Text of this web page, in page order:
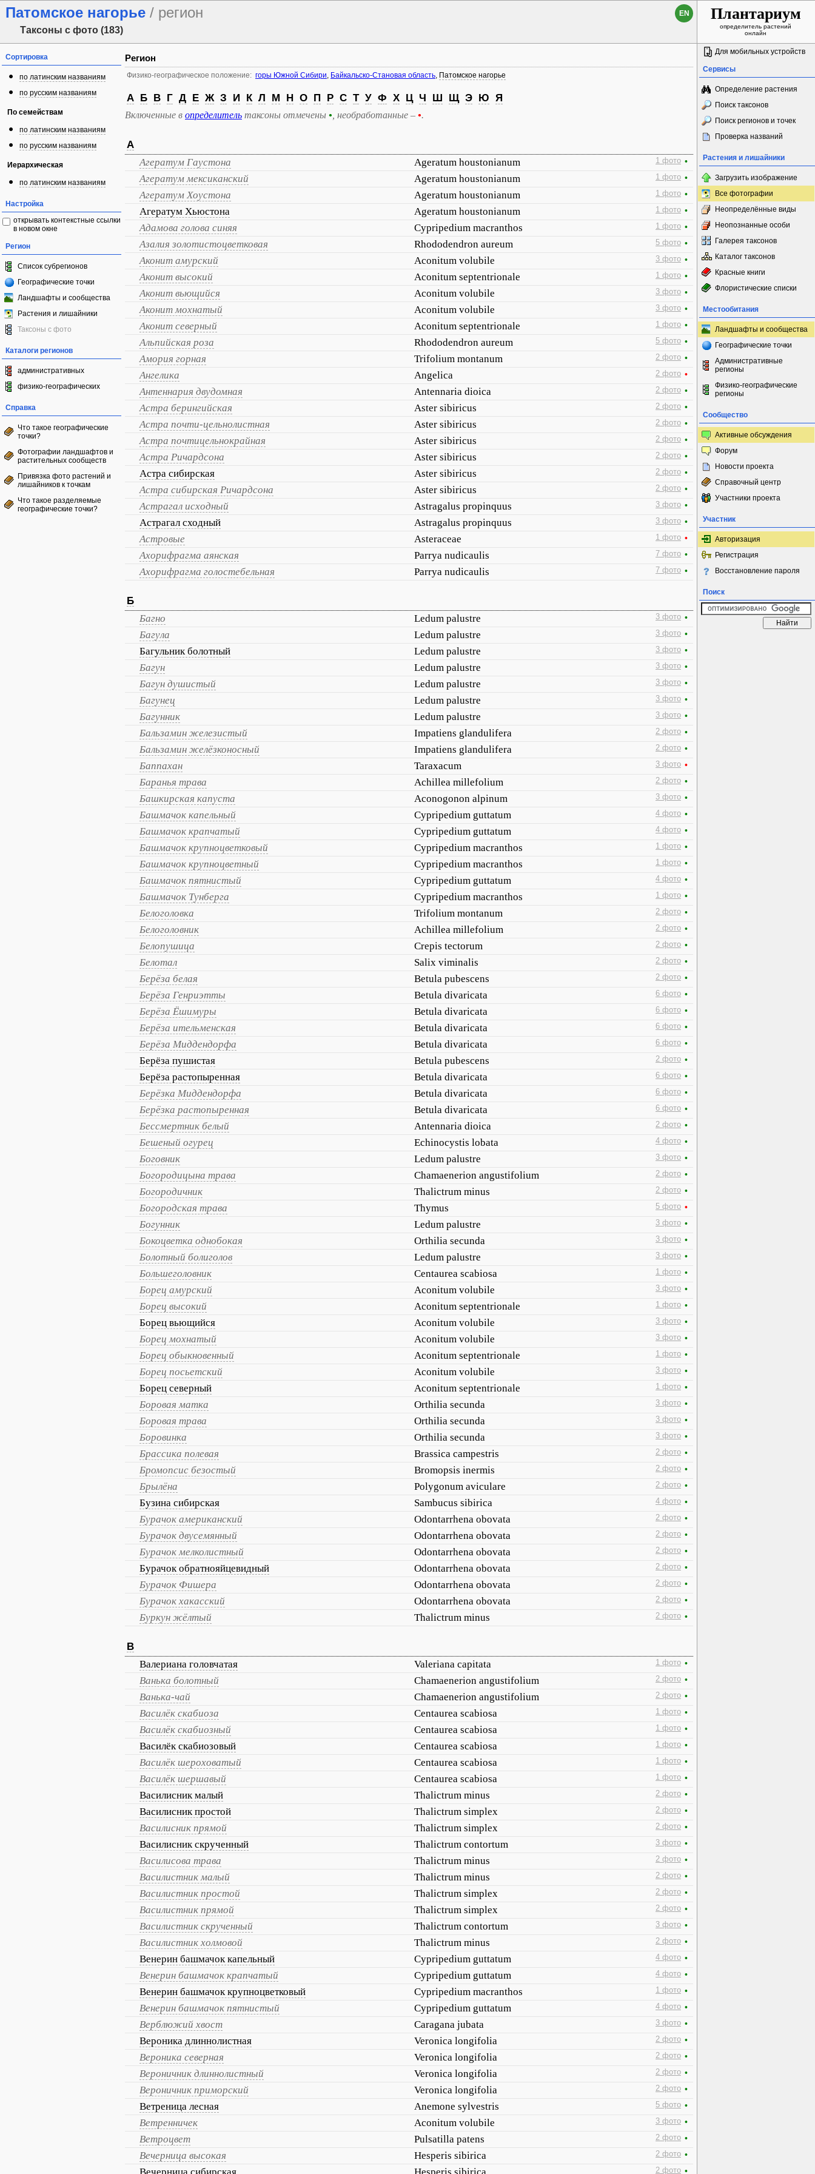
Патомское нагорье / регион
Таксоны с фото (183)
EN Плантариум
определитель растений
онлайн
Сортировка
по латинским названиям
по русским названиям
По семействам
по латинским названиям
по русским названиям
Иерархическая
по латинским названиям
Настройка
открывать контекстные ссылки
в новом окне
Регион
Список субрегионов
Географические точки
Ландшафты и сообщества
Растения и лишайники
Таксоны с фото
Каталоги регионов
административных
физико-географических
Справка
Что такое географические
точки?
Фотографии ландшафтов и
растительных сообществ
Привязка фото растений и
лишайников к точкам
Что такое разделяемые
географические точки?
Регион
Физико-географическое положение: горы Южной Сибири, Байкальско-Становая область, Патомское нагорье
А Б В Г Д Е Ж З И К Л М Н О П Р С Т У Ф Х Ц Ч Ш Щ Э Ю Я
Включенные в определитель таксоны отмечены • , необработанные – •.
А
Агератум Гаустона Ageratum houstonianum 1 фото •
Агератум мексиканский Ageratum houstonianum 1 фото •
Агератум Хоустона Ageratum houstonianum 1 фото •
Агератум Хьюстона Ageratum houstonianum 1 фото •
Адамова голова синяя Cypripedium macranthos 1 фото •
Азалия золотистоцветковая Rhododendron aureum 5 фото •
Аконит амурский Aconitum volubile 3 фото •
Аконит высокий Aconitum septentrionale 1 фото •
Аконит вьющийся Aconitum volubile 3 фото •
Аконит мохнатый Aconitum volubile 3 фото •
Аконит северный Aconitum septentrionale 1 фото •
Альпийская роза Rhododendron aureum 5 фото •
Амория горная Trifolium montanum 2 фото •
Ангелика Angelica 2 фото •
Антеннария двудомная Antennaria dioica 2 фото •
Астра берингийская Aster sibiricus 2 фото •
Астра почти-цельнолистная Aster sibiricus 2 фото •
Астра почтицельнокрайная Aster sibiricus 2 фото •
Астра Ричардсона Aster sibiricus 2 фото •
Астра сибирская Aster sibiricus 2 фото •
Астра сибирская Ричардсона Aster sibiricus 2 фото •
Астрагал исходный Astragalus propinquus 3 фото •
Астрагал сходный Astragalus propinquus 3 фото •
Астровые Asteraceae 1 фото •
Ахорифрагма аянская Parrya nudicaulis 7 фото •
Ахорифрагма голостебельная Parrya nudicaulis 7 фото •
Б
Багно Ledum palustre 3 фото •
Багула Ledum palustre 3 фото •
Багульник болотный Ledum palustre 3 фото •
Багун Ledum palustre 3 фото •
Багун душистый Ledum palustre 3 фото •
Багунец Ledum palustre 3 фото •
Багунник Ledum palustre 3 фото •
Бальзамин железистый Impatiens glandulifera 2 фото •
Бальзамин желёзконосный Impatiens glandulifera 2 фото •
Баппахан Taraxacum 3 фото •
Баранья трава Achillea millefolium 2 фото •
Башкирская капуста Aconogonon alpinum 3 фото •
Башмачок капельный Cypripedium guttatum 4 фото •
Башмачок крапчатый Cypripedium guttatum 4 фото •
Башмачок крупноцветковый Cypripedium macranthos 1 фото •
Башмачок крупноцветный Cypripedium macranthos 1 фото •
Башмачок пятнистый Cypripedium guttatum 4 фото •
Башмачок Тунберга Cypripedium macranthos 1 фото •
Белоголовка Trifolium montanum 2 фото •
Белоголовник Achillea millefolium 2 фото •
Белопушица Crepis tectorum 2 фото •
Белотал Salix viminalis 2 фото •
Берёза белая Betula pubescens 2 фото •
Берёза Генриэтты Betula divaricata 6 фото •
Берёза Ёшимуры Betula divaricata 6 фото •
Берёза ительменская Betula divaricata 6 фото •
Берёза Миддендорфа Betula divaricata 6 фото •
Берёза пушистая Betula pubescens 2 фото •
Берёза растопыренная Betula divaricata 6 фото •
Берёзка Миддендорфа Betula divaricata 6 фото •
Берёзка растопыренная Betula divaricata 6 фото •
Бессмертник белый Antennaria dioica 2 фото •
Бешеный огурец Echinocystis lobata 4 фото •
Боговник Ledum palustre 3 фото •
Богородицына трава Chamaenerion angustifolium 2 фото •
Богородичник Thalictrum minus 2 фото •
Богородская трава Thymus 5 фото •
Богунник Ledum palustre 3 фото •
Бокоцветка однобокая Orthilia secunda 3 фото •
Болотный болиголов Ledum palustre 3 фото •
Большеголовник Centaurea scabiosa 1 фото •
Борец амурский Aconitum volubile 3 фото •
Борец высокий Aconitum septentrionale 1 фото •
Борец вьющийся Aconitum volubile 3 фото •
Борец мохнатый Aconitum volubile 3 фото •
Борец обыкновенный Aconitum septentrionale 1 фото •
Борец посьетский Aconitum volubile 3 фото •
Борец северный Aconitum septentrionale 1 фото •
Боровая матка Orthilia secunda 3 фото •
Боровая трава Orthilia secunda 3 фото •
Боровинка Orthilia secunda 3 фото •
Брассика полевая Brassica campestris 2 фото •
Бромопсис безостый Bromopsis inermis 2 фото •
Брылёна Polygonum aviculare 2 фото •
Бузина сибирская Sambucus sibirica 4 фото •
Бурачок американский Odontarrhena obovata 2 фото •
Бурачок двусемянный Odontarrhena obovata 2 фото •
Бурачок мелколистный Odontarrhena obovata 2 фото •
Бурачок обратнояйцевидный Odontarrhena obovata 2 фото •
Бурачок Фишера Odontarrhena obovata 2 фото •
Бурачок хакасский Odontarrhena obovata 2 фото •
Буркун жёлтый Thalictrum minus 2 фото •
В
Валериана головчатая Valeriana capitata 1 фото •
Ванька болотный Chamaenerion angustifolium 2 фото •
Ванька-чай Chamaenerion angustifolium 2 фото •
Василёк скабиоза Centaurea scabiosa 1 фото •
Василёк скабиозный Centaurea scabiosa 1 фото •
Василёк скабиозовый Centaurea scabiosa 1 фото •
Василёк шероховатый Centaurea scabiosa 1 фото •
Василёк шершавый Centaurea scabiosa 1 фото •
Василисник малый Thalictrum minus 2 фото •
Василисник простой Thalictrum simplex 2 фото •
Василисник прямой Thalictrum simplex 2 фото •
Василисник скрученный Thalictrum contortum 3 фото •
Василисова трава Thalictrum minus 2 фото •
Василистник малый Thalictrum minus 2 фото •
Василистник простой Thalictrum simplex 2 фото •
Василистник прямой Thalictrum simplex 2 фото •
Василистник скрученный Thalictrum contortum 3 фото •
Василистник холмовой Thalictrum minus 2 фото •
Венерин башмачок капельный Cypripedium guttatum 4 фото •
Венерин башмачок крапчатый Cypripedium guttatum 4 фото •
Венерин башмачок крупноцветковый Cypripedium macranthos 1 фото •
Венерин башмачок пятнистый Cypripedium guttatum 4 фото •
Верблюжий хвост Caragana jubata 3 фото •
Вероника длиннолистная Veronica longifolia 2 фото •
Вероника северная Veronica longifolia 2 фото •
Вероничник длиннолистный Veronica longifolia 2 фото •
Вероничник приморский Veronica longifolia 2 фото •
Ветреница лесная Anemone sylvestris 5 фото •
Ветренничек Aconitum volubile 3 фото •
Ветроцвет Pulsatilla patens 2 фото •
Вечерница высокая Hesperis sibirica 2 фото •
2 фото •
Для мобильных устройств
Сервисы
Определение растения
Поиск таксонов
Поиск регионов и точек
Проверка названий
Растения и лишайники
Загрузить изображение
Все фотографии
Неопределённые виды
Неопознанные особи
Галерея таксонов
Каталог таксонов
Красные книги
Флористические списки
Местообитания
Ландшафты и сообщества
Географические точки
Административные
регионы
Физико-географические
регионы
Сообщество
Активные обсуждения
Форум
Новости проекта
Справочный центр
Участники проекта
Участник
Авторизация
Регистрация
Восстановление пароля
Поиск